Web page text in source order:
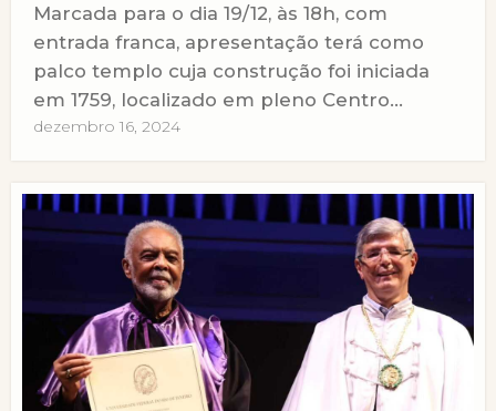
Marcada para o dia 19/12, às 18h, com
entrada franca, apresentação terá como
palco templo cuja construção foi iniciada
em 1759, localizado em pleno Centro...
dezembro 16, 2024